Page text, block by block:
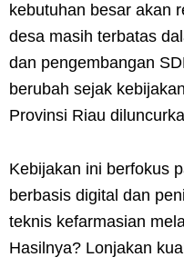
kebutuhan besar akan
desa masih terbatas
dan pengembangan
berubah sejak
Provinsi Riau
Kebijakan ini berfokus
berbasis digital dan
teknis kefarmasian
Hasilnya? Lonjakan